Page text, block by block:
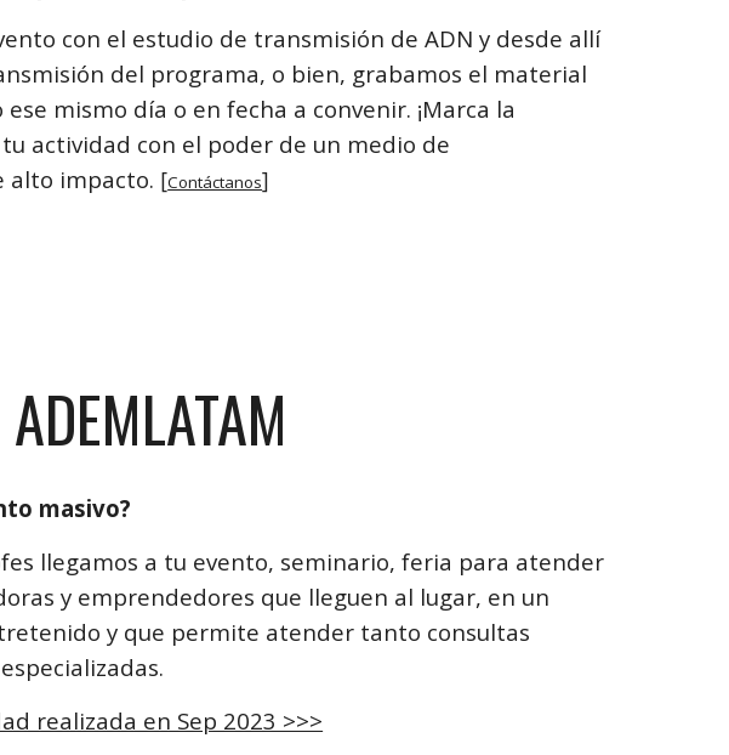
con el estudio de transmisión de ADN y desde allí
del programa, o bien, grabamos el material
mismo día o en fecha a convenir. ¡Marca la
actividad con el poder de un medio de
alto impacto. [Contáctanos]
masivo?
llegamos a tu evento, seminario, feria para atender
y emprendedores que lleguen al lugar, en un
y que permite atender tanto consultas
realizada en Sep 2023 >>>